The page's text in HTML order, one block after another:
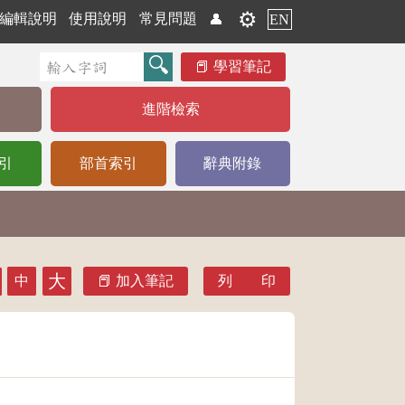
編輯說明 使用說明 常見問題 👤 ⚙️ EN
學習筆記
進階檢索
部首索引 辭典附錄
中 大 加入筆記 列 印